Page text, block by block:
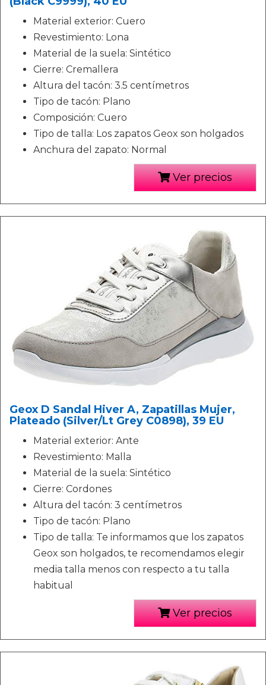
Material exterior: Cuero
Revestimiento: Lona
Material de la suela: Sintético
Cierre: Cremallera
Altura del tacón: 3.5 centímetros
Tipo de tacón: Plano
Composición: Cuero
Tipo de talla: Los zapatos Geox son holgados
Anchura del zapato: Normal
Ver precios
Geox D Sandal Hiver A, Zapatillas Mujer,
Plateado (Silver/Lt Grey C0898), 39 EU
Material exterior: Ante
Revestimiento: Malla
Material de la suela: Sintético
Cierre: Cordones
Altura del tacón: 3 centímetros
Tipo de tacón: Plano
Tipo de talla: Te informamos que los zapatos
Geox son holgados, te recomendamos elegir
media talla menos con respecto a tu talla
habitual
Ver precios